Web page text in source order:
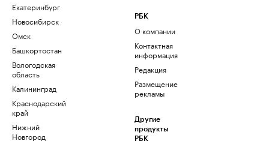
Екатеринбург
Новосибирск
Омск
Башкортостан
Вологодская
область
Калининград
Краснодарский
край
Нижний
Новгород
РБК
О компании
Контактная
информация
Редакция
Размещение
рекламы
Другие
продукты
РБК